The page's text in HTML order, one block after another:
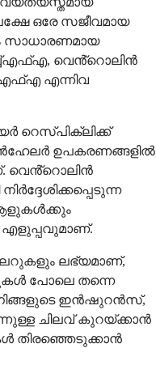
ഒരേ സജീവമായ
സാധാരണമായ
വെൻ്റൊലിൻ
എന്നിവ
റെസ്പിക്ലിക്ക്
ഉപകരണങ്ങളിൽ
വെൻ്റൊലിൻ
എളുപ്പവുമാണ്.
ലഭ്യമാണ്,
പോലെ തന്നെ
നിങ്ങളുടെ ഇൻഷുറൻസ്,
ചിലവ് കുറയ്ക്കാൻ
തിരഞ്ഞെടുക്കാൻ